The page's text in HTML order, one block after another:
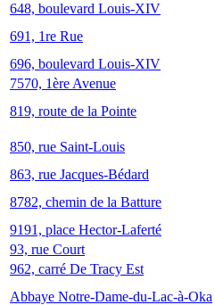
648, boulevard Louis-XIV
691, 1re Rue
696, boulevard Louis-XIV
7570, 1ère Avenue
819, route de la Pointe
850, rue Saint-Louis
863, rue Jacques-Bédard
8782, chemin de la Batture
9191, place Hector-Laferté
93, rue Court
962, carré De Tracy Est
Abbaye Notre-Dame-du-Lac-à-Oka